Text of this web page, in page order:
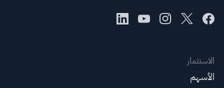
الاستثمار
الأسهم